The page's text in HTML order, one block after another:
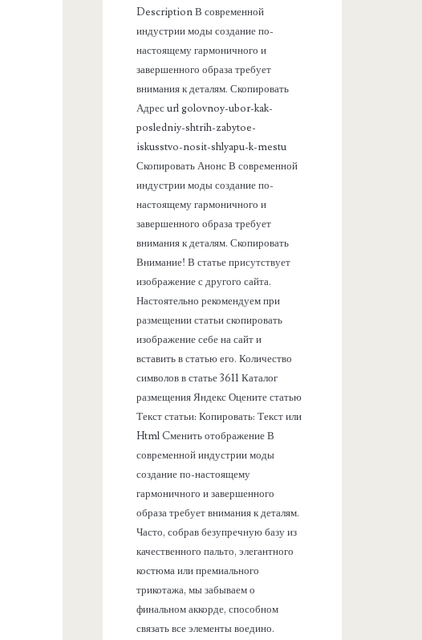
Description В современной
индустрии моды создание по-
настоящему гармоничного и
завершенного образа требует
внимания к деталям. Скопировать
Адрес url golovnoy-ubor-kak-
posledniy-shtrih-zabytoe-
iskusstvo-nosit-shlyapu-k-mestu
Скопировать Анонс В современной
индустрии моды создание по-
настоящему гармоничного и
завершенного образа требует
внимания к деталям. Скопировать
Внимание! В статье присутствует
изображение с другого сайта.
Настоятельно рекомендуем при
размещении статьи скопировать
изображение себе на сайт и
вставить в статью его. Количество
символов в статье 3611 Каталог
размещения Яндекс Оцените статью
Текст статьи: Копировать: Текст или
Html Cменить отображение В
современной индустрии моды
создание по-настоящему
гармоничного и завершенного
образа требует внимания к деталям.
Часто, собрав безупречную базу из
качественного пальто, элегантного
костюма или премиального
трикотажа, мы забываем о
финальном аккорде, способном
связать все элементы воедино.